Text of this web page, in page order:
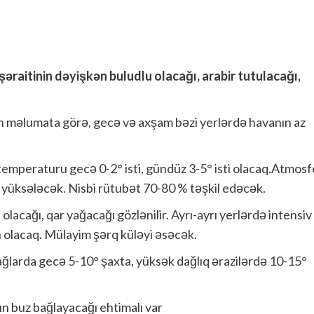
dəyişkən buludlu olacağı, arabir tutulacağı,
məlumata görə, gecə və axşam bəzi yerlərdə havanın az
gecə 0-2° isti, gündüz 3-5° isti
Nisbi rütubət 70-80 % təşkil edəcək.
qar yağacağı gözlənilir. Ayrı-ayrı yerlərdə intensiv
olacaq. Mülayim şərq küləyi əsəcək.
gecə 5-10° şaxta, yüksək dağlıq ərazilərdə 10-15°
buz bağlayacağı ehtimalı var